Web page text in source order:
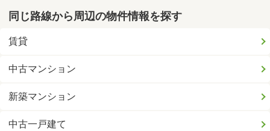
同じ路線から周辺の物件情報を探す
賃貸
中古マンション
新築マンション
中古一戸建て